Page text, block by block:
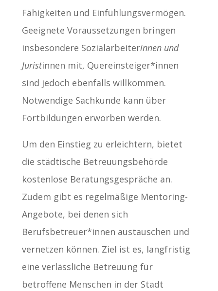
Fähigkeiten und Einfühlungsvermögen.
Geeignete Voraussetzungen bringen
insbesondere Sozialarbeiterinnen und
Juristinnen mit, Quereinsteiger*innen
sind jedoch ebenfalls willkommen.
Notwendige Sachkunde kann über
Fortbildungen erworben werden.
Um den Einstieg zu erleichtern, bietet
die städtische Betreuungsbehörde
kostenlose Beratungsgespräche an.
Zudem gibt es regelmäßige Mentoring-
Angebote, bei denen sich
Berufsbetreuer*innen austauschen und
vernetzen können. Ziel ist es, langfristig
eine verlässliche Betreuung für
betroffene Menschen in der Stadt